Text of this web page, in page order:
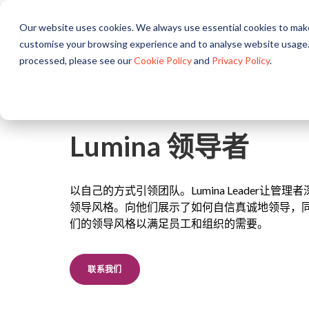
Our website uses cookies. We always use essential cookies to
customise your browsing experience and to analyse website
processed, please see ourCookie Policyand Privacy Policy.
关于 解决方案 产品
Lumina 领导者
以自己的方式引领团队。Lumina Leader让管理
领导风格。向他们展示了如何自信真诚地领导，
们的领导风格以满足员工和组织的需要。
联系我们